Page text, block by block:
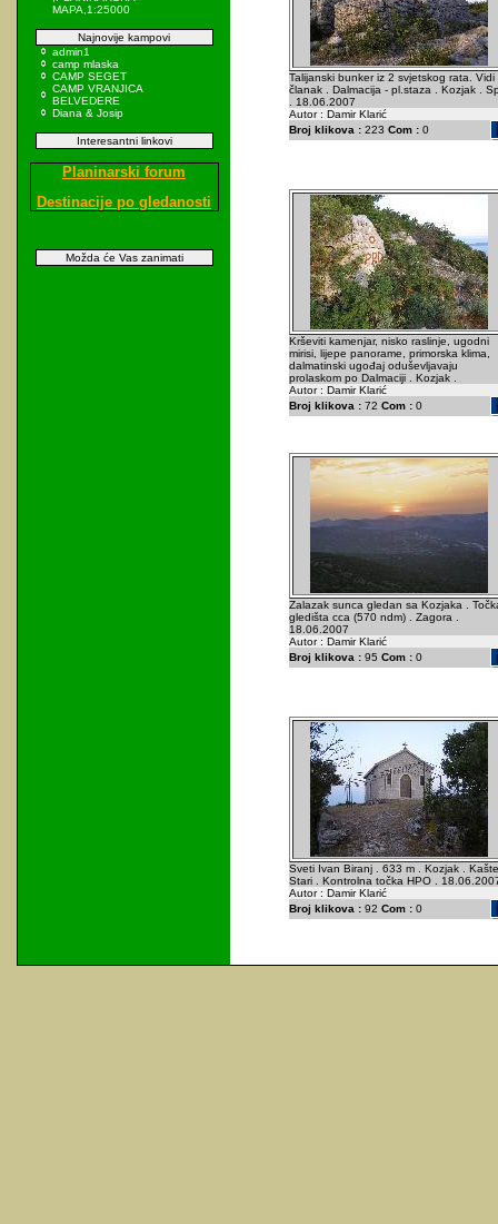
MAPA,1:25000
Najnovije kampovi
admin1
camp mlaska
CAMP SEGET
CAMP VRANJICA
BELVEDERE
Diana & Josip
Interesantni linkovi
Planinarski forum
Destinacije po gledanosti
Možda će Vas zanimati
Talijanski bunker iz 2 svjetskog rata. Vidi
članak . Dalmacija - pl.staza . Kozjak .
. 18.06.2007
Autor : Damir Klarić
Broj klikova :223 Com :0
Krševiti kamenjar, nisko raslinje, ugodni
mirisi, lijepe panorame, primorska klima,
dalmatinski ugođaj oduševljavaju
prolaskom po Dalmaciji . Kozjak .
Autor : Damir Klarić
Broj klikova :72 Com :0
Zalazak sunca gledan sa Kozjaka .
gledišta cca (570 ndm) . Zagora .
18.06.2007
Autor : Damir Klarić
Broj klikova :95 Com :0
Sveti Ivan Biranj . 633 m . Kozjak .
Stari . Kontrolna točka HPO .
Autor : Damir Klarić
Broj klikova :92 Com :0